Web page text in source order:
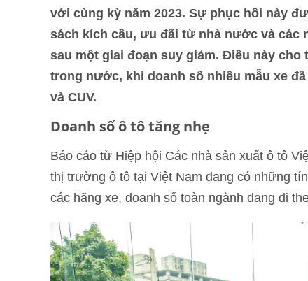
với cùng kỳ năm 2023. Sự phục hồi này
sách kích cầu, ưu đãi từ nhà nước và các
sau một giai đoạn suy giảm. Điều này
trong nước, khi doanh số nhiều mẫu xe
và CUV.
Doanh số ô tô tăng nhẹ
Báo cáo từ Hiệp hội Các nhà sản xuất ô tô
thị trường ô tô tại Việt Nam đang có những
các hãng xe, doanh số toàn ngành đang đi